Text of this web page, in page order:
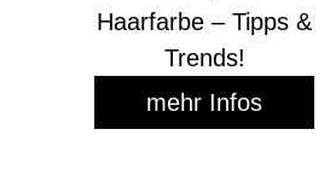
Haarfarbe – Tipps &
Trends!
mehr Infos